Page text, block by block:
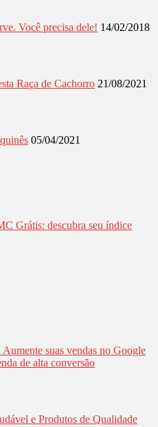
Você precisa dele! 14/02/2018
Raça de Cachorro 21/08/2021
05/04/2021
Grátis: descubra seu índice
Aumente suas vendas no Google
de alta conversão
e Produtos de Qualidade